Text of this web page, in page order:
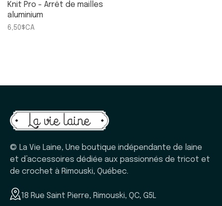
Knit Pro - Arrêt de mailles
aluminium
6,50$CA
© La Vie Laine, Une boutique indépendante de laine
et d’accessoires dédiée aux passionnés de tricot et
de crochet à Rimouski, Québec.
18 Rue Saint Pierre, Rimouski, QC, G5L